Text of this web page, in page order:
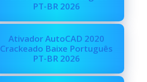
PT-BR 2026
Ativador AutoCAD 2020
Crackeado Baixe Português
PT-BR 2026